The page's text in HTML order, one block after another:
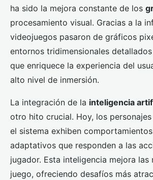
ha sido la mejora constante de los
procesamiento visual. Gracias a la
videojuegos pasaron de gráficos
entornos tridimensionales
que enriquece la experiencia del
alto nivel de inmersión.
La integración de la inteligencia
otro hito crucial. Hoy, los
el sistema exhiben
adaptativos que responden a las
jugador. Esta inteligencia mejora las
juego, ofreciendo desafíos más